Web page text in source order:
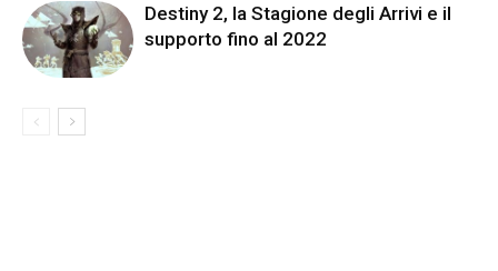
Destiny 2, la Stagione degli Arrivi e il
supporto fino al 2022